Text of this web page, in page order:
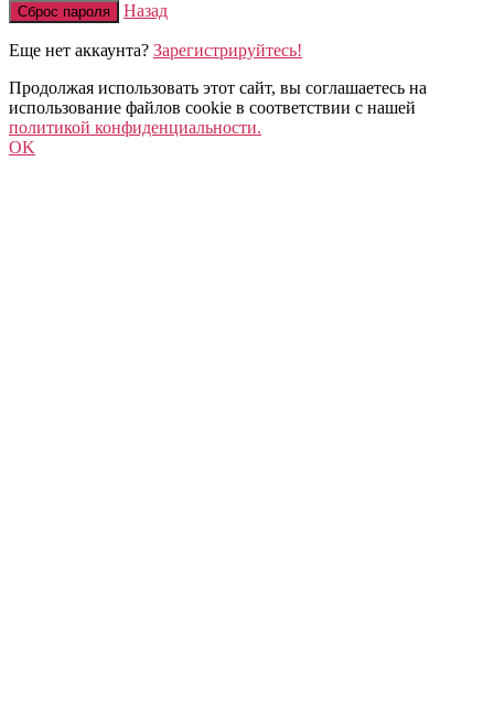
Сброс пароля Назад
Еще нет аккаунта? Зарегистрируйтесь!
Продолжая использовать этот сайт, вы соглашаетесь на
использование файлов cookie в соответствии с нашей
политикой конфиденциальности.
OK